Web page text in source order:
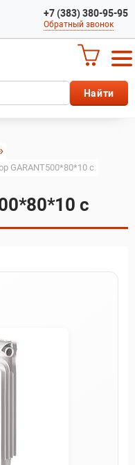
+7 (383) 380-95-95
Обратный звонок
GARANT500*80*10 c
c